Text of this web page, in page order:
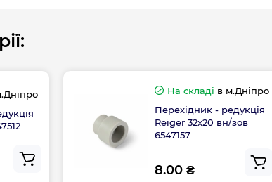
На складі в м.Дніпро
Перехідник - редукція
Reiger 32х20 вн/зов
6547157
8.00 ₴